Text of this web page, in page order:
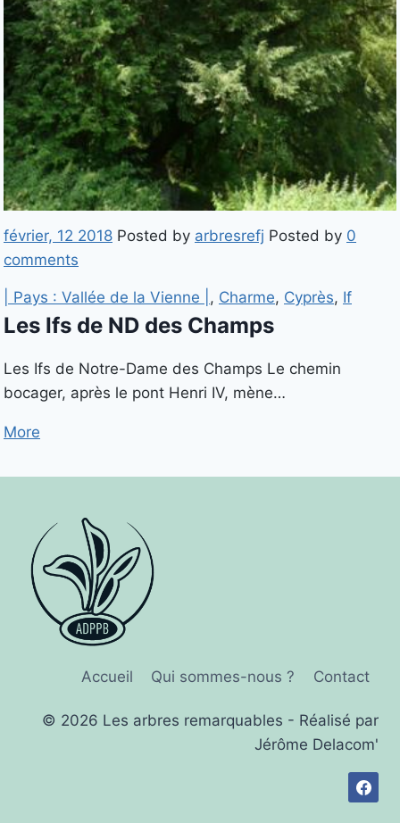
février, 12 2018 Posted by arbresrefj Posted by 0
comments
| Pays : Vallée de la Vienne | , Charme, Cyprès, If
Les Ifs de ND des Champs
Les Ifs de Notre-Dame des Champs Le chemin
bocager, après le pont Henri IV, mène…
More
Accueil Qui sommes-nous ? Contact
© 2026 Les arbres remarquables - Réalisé par
Jérôme Delacom'